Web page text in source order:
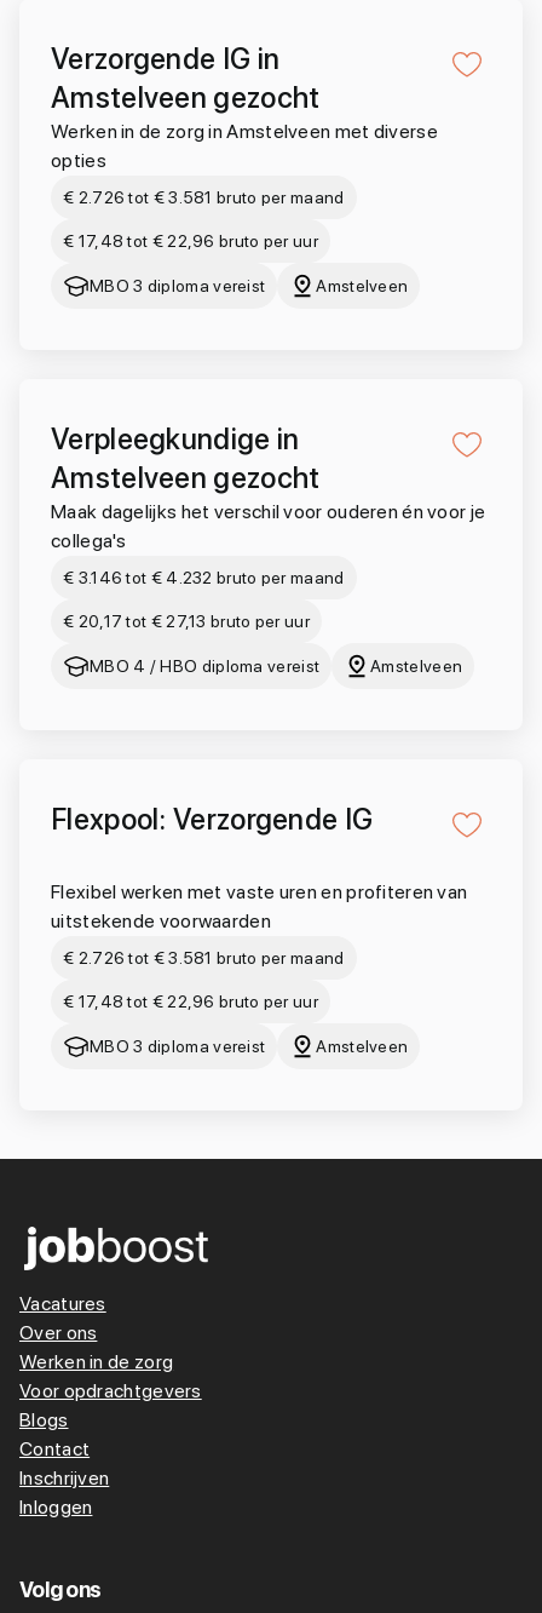
Verzorgende IG in
Amstelveen gezocht
Werken in de zorg in Amstelveen met diverse
opties
€ 2.726 tot € 3.581 bruto per maand
€ 17,48 tot € 22,96 bruto per uur
MBO 3 diploma vereist Amstelveen
Verpleegkundige in
Amstelveen gezocht
Maak dagelijks het verschil voor ouderen én voor je
collega's
€ 3.146 tot € 4.232 bruto per maand
€ 20,17 tot € 27,13 bruto per uur
MBO 4 / HBO diploma vereist Amstelveen
Flexpool: Verzorgende IG
Flexibel werken met vaste uren en profiteren van
uitstekende voorwaarden
€ 2.726 tot € 3.581 bruto per maand
€ 17,48 tot € 22,96 bruto per uur
MBO 3 diploma vereist Amstelveen
Vacatures
Over ons
Werken in de zorg
Voor opdrachtgevers
Blogs
Contact
Inschrijven
Inloggen
Volg ons